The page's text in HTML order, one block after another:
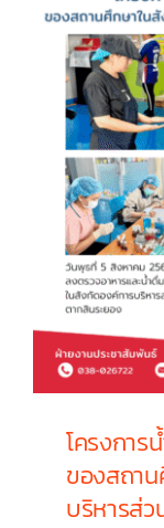
ระดับ
ประกา
วิชาชีพ
ชั้น
สูง
(ปวส.)
ชั้น
ปี
ที่
2
โครงการ
ของสถา
บริหารส่ว